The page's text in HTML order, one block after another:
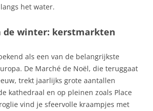
het water.
de winter: kerstmarkten
als een van de belangrijkste
De Marché de Noël, die teruggaat
trekt jaarlijks grote aantallen
kathedraal en op pleinen zoals Place
vind je sfeervolle kraampjes met